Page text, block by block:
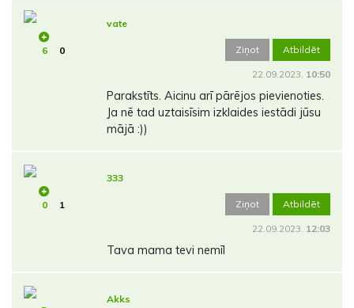
6 0
vate
Ziņot Atbildēt
22.09.2023. 10:50
Parakstīts. Aicinu arī pārējos pievienoties.
Ja nē tad uztaisīsim izklaides iestādi jūsu
mājā :))
0 1
333
Ziņot Atbildēt
22.09.2023. 12:03
Tava mama tevi nemīl
Akks